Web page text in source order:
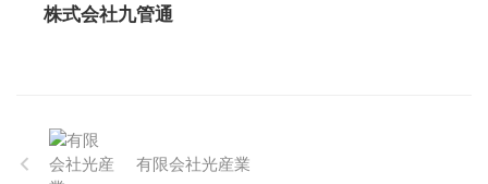
株式会社九管通
有限会社光産業